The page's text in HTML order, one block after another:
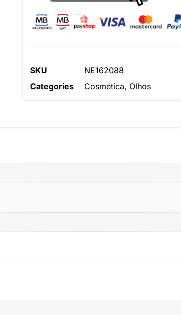
SKU
NE162088
Categories
Cosmética, Olhos